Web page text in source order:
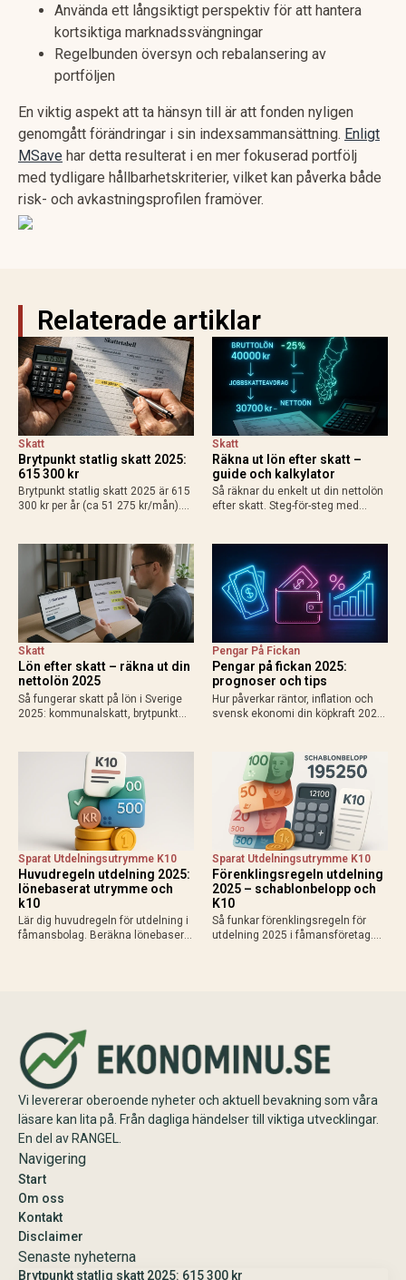
Använda ett långsiktigt perspektiv för att hantera
kortsiktiga marknadssvängningar
Regelbunden översyn och rebalansering av
portföljen
En viktig aspekt att ta hänsyn till är att fonden nyligen
genomgått förändringar i sin indexsammansättning. Enligt
MSave har detta resulterat i en mer fokuserad portfölj
med tydligare hållbarhetskriterier, vilket kan påverka både
risk- och avkastningsprofilen framöver.
Relaterade artiklar
Brytpunkt statlig skatt 2025:
615 300 kr
Skatt
Brytpunkt statlig skatt 2025 är 615
300 kr per år (ca 51 275 kr/mån).
löntagare och pensionärer. Så
påverkas din plånbok!
Räkna ut lön efter skatt –
guide och kalkylator
Skatt
Så räknar du enkelt ut din nettolön
efter skatt. Steg-för-steg med
resultat 2025.
Lön efter skatt – räkna ut din
nettolön 2025
Skatt
Så fungerar skatt på lön i Sverige
2025: kommunalskatt, brytpunkt
Exempel, kalkylatorer och tips för
att räkna ut vad du får…
Pengar på fickan 2025:
prognoser och tips
Pengar På Fickan
Hur påverkar räntor, inflation och
svensk ekonomi din köpkraft 2025?
praktiska tips för att maximera
disponibel inkomst.
Huvudregeln utdelning 2025:
lönebaserat utrymme och
k10
Sparat Utdelningsutrymme K10
Lär dig huvudregeln för utdelning i
fåmansbolag. Beräkna lönebaserat
Förenklingsregeln utdelning
2025 – schablonbelopp och
K10
Sparat Utdelningsutrymme K10
Så funkar förenklingsregeln för
utdelning 2025 i fåmansföretag.
Vi levererar oberoende nyheter och aktuell bevakning som våra
läsare kan lita på. Från dagliga händelser till viktiga utvecklingar.
En del av RANGEL.
Navigering
Start
Om oss
Kontakt
Disclaimer
Senaste nyheterna
Brytpunkt statlig skatt 2025: 615 300 kr